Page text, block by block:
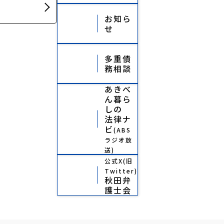
お知ら
せ
多重債
務相談
あきべ
ん暮ら
しの
法律ナ
ビ(ABS
ラジオ放
送)
公式X(旧
Twitter)
秋田弁
護士会